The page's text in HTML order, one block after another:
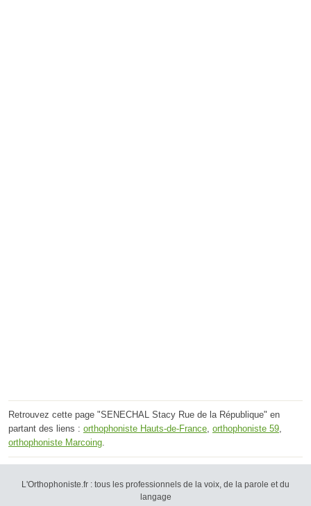
Retrouvez cette page "SENECHAL Stacy Rue de la République" en
partant des liens : orthophoniste Hauts-de-France, orthophoniste 59,
orthophoniste Marcoing.
L'Orthophoniste.fr : tous les professionnels de la voix, de la parole et du
langage